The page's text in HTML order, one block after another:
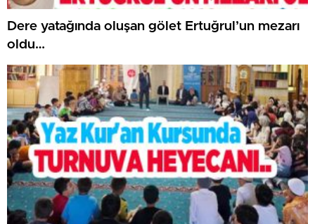
Dere yatağında oluşan gölet Ertuğrul’un mezarı
oldu…